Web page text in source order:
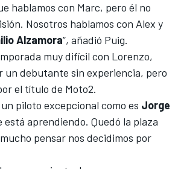
hablamos con Marc, pero él no
Nosotros hablamos con Alex y
Alzamora”, añadió Puig.
muy difícil con Lorenzo,
un debutante sin experiencia, pero
el título de Moto2.
un piloto excepcional como es Jorge
está aprendiendo. Quedó la plaza
pensar nos decidimos por